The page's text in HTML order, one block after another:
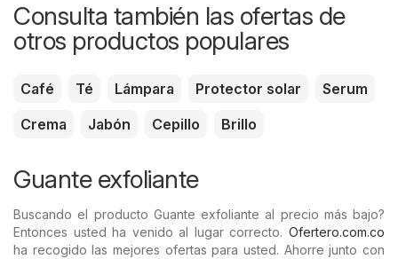
Consulta también las ofertas de
otros productos populares
Café Té Lámpara Protector solar
Serum
Crema
Jabón Cepillo Brillo
Guante exfoliante
Buscando el producto Guante exfoliante al precio más bajo?
Entonces usted ha venido al lugar correcto. Ofertero.com.co
ha recogido las mejores ofertas para usted. Ahorre junto con